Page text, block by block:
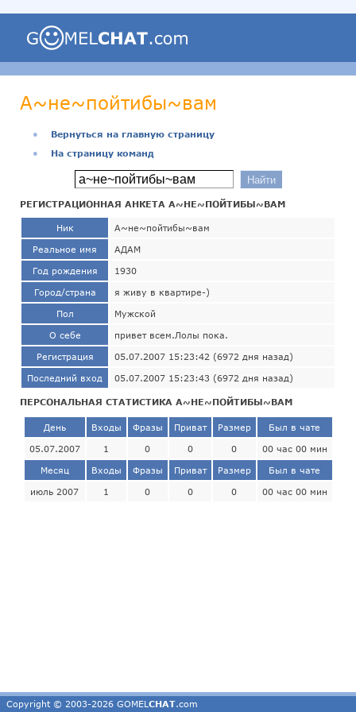
А~не~пойтибы~вам
●
Вернуться на главную страницу
●
На страницу команд
РЕГИСТРАЦИОННАЯ АНКЕТА А~НЕ~ПОЙТИБЫ~ВАМ
Ник А~не~пойтибы~вам
Реальное имя АДАМ
Год рождения 1930
Город/страна я живу в квартире-)
Пол Мужской
О себе привет всем.Лолы пока.
Регистрация 05.07.2007 15:23:42 (6972 дня назад)
Последний вход 05.07.2007 15:23:43 (6972 дня назад)
ПЕРСОНАЛЬНАЯ СТАТИСТИКА А~НЕ~ПОЙТИБЫ~ВАМ
День Входы Фразы Приват Размер Был в чате
05.07.2007 1 0 0 0 00 час 00 мин
Месяц Входы Фразы Приват Размер Был в чате
июль 2007 1 0 0 0 00 час 00 мин
Copyright © 2003-2026 GOMEL CHAT.com